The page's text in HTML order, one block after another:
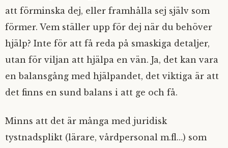
att förminska dej, eller framhålla sej själv som
förmer. Vem ställer upp för dej när du behöver
hjälp? Inte för att få reda på smaskiga detaljer,
utan för viljan att hjälpa en vän. Ja, det kan vara
en balansgång med hjälpandet, det viktiga är att
det finns en sund balans i att ge och få.
Minns att det är många med juridisk
tystnadsplikt (lärare, vårdpersonal m.fl…) som